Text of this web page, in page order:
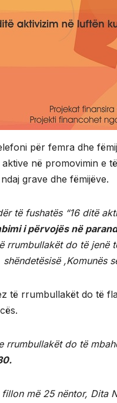
për femra dhe
në promovimin e
grave dhe fëmijëve.
të fushatës “16 ditë
i përvojës në
rrumbullakët do të jenë
,Komunës
të rrumbullakët do të
rrumbullakët do të
fillon më 25 nëntor, Dita